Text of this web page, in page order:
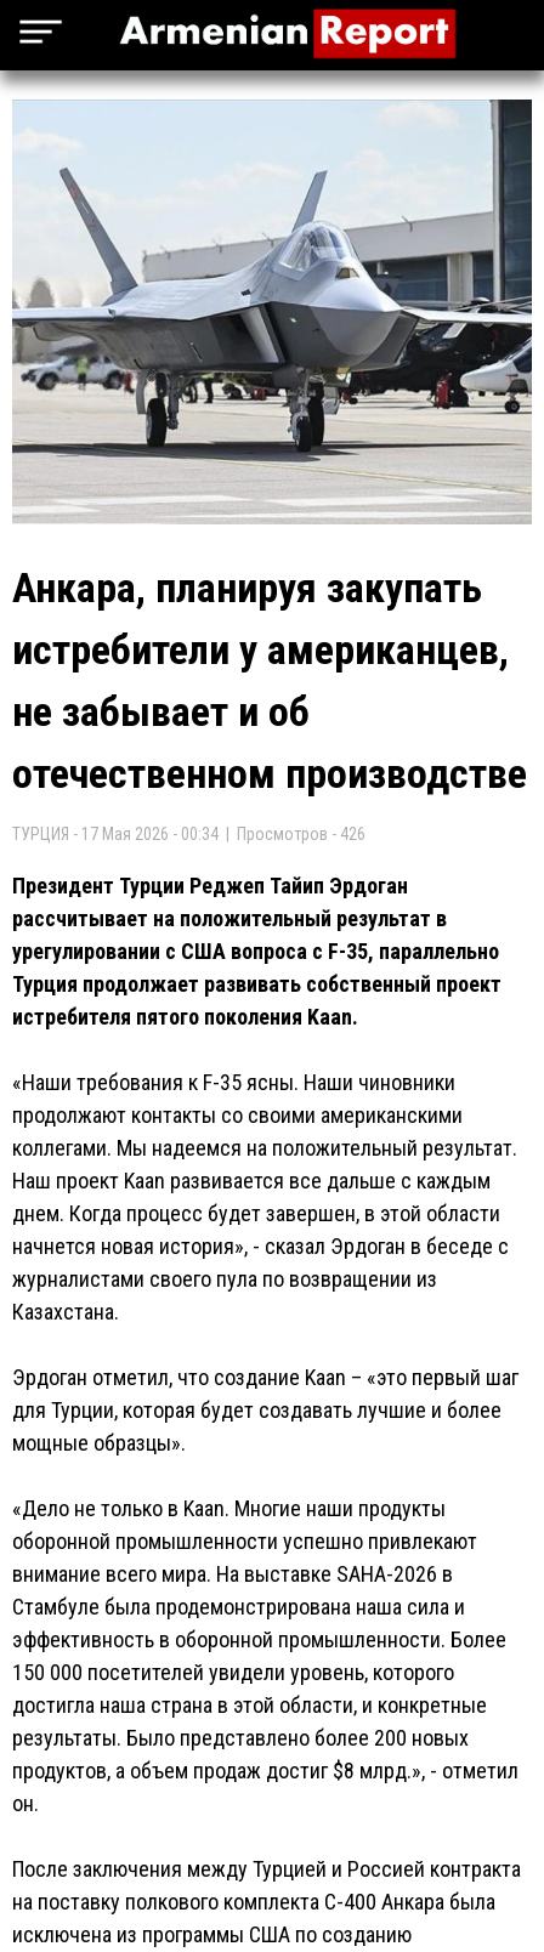
Анкара, планируя закупать
истребители у американцев,
не забывает и об
отечественном производстве
ТУРЦИЯ - 17 Мая 2026 - 00:34 | Просмотров - 426
Президент Турции Реджеп Тайип Эрдоган
рассчитывает на положительный результат в
урегулировании с США вопроса с F-35, параллельно
Турция продолжает развивать собственный проект
истребителя пятого поколения Kaan.
«Наши требования к F-35 ясны. Наши чиновники
продолжают контакты со своими американскими
коллегами. Мы надеемся на положительный результат.
Наш проект Kaan развивается все дальше с каждым
днем. Когда процесс будет завершен, в этой области
начнется новая история», - сказал Эрдоган в беседе с
журналистами своего пула по возвращении из
Казахстана.
Эрдоган отметил, что создание Kaan – «это первый шаг
для Турции, которая будет создавать лучшие и более
мощные образцы».
«Дело не только в Kaan. Многие наши продукты
оборонной промышленности успешно привлекают
внимание всего мира. На выставке SAHA-2026 в
Стамбуле была продемонстрирована наша сила и
эффективность в оборонной промышленности. Более
150 000 посетителей увидели уровень, которого
достигла наша страна в этой области, и конкретные
результаты. Было представлено более 200 новых
продуктов, а объем продаж достиг $8 млрд.», - отметил
он.
После заключения между Турцией и Россией контракта
на поставку полкового комплекта С-400 Анкара была
исключена из программы США по созданию